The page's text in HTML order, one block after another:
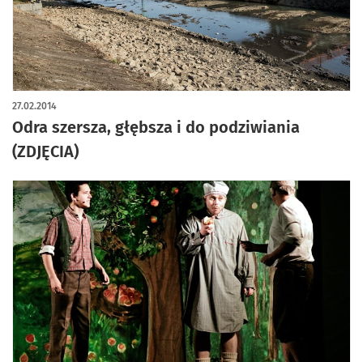
Odra szersza, głębsza i do podziwiania
(ZDJĘCIA)
27.02.2014